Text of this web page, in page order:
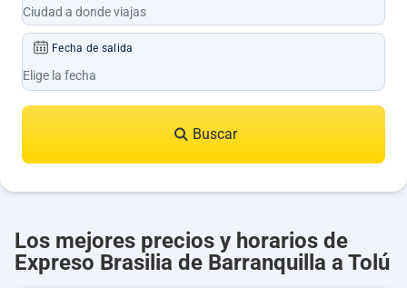
Fecha de salida
Buscar
Los mejores precios y horarios de
Expreso Brasilia de Barranquilla a Tolú